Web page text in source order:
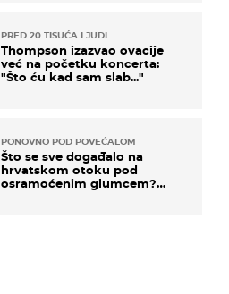
PRED 20 TISUĆA LJUDI
Thompson izazvao ovacije
već na početku koncerta:
"Što ću kad sam slab..."
PONOVNO POD POVEĆALOM
Što se sve događalo na
hrvatskom otoku pod
osramoćenim glumcem?